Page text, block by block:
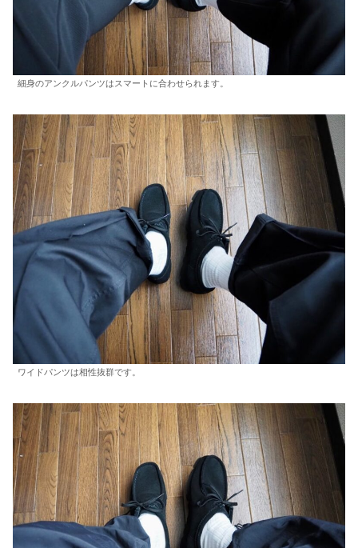
細身のアンクルパンツはスマートに合わせられます。
ワイドパンツは相性抜群です。